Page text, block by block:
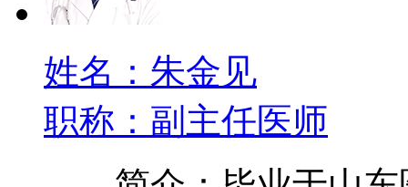
姓名：朱金见
职称：副主任医师